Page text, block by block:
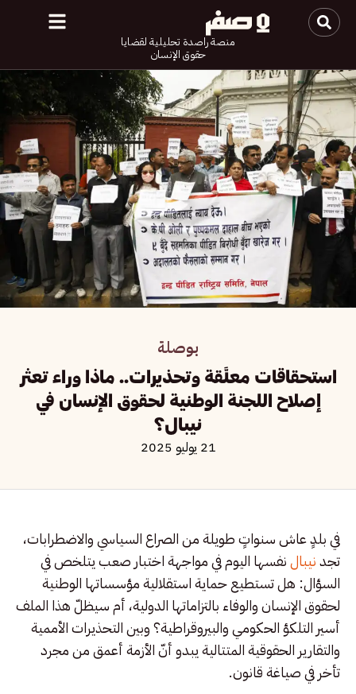
منصة راصدة تحليلية لقضايا
حقوق الإنسان
بوصلة
استحقاقات معلَّقة وتحذيرات.. ماذا وراء تعثر
إصلاح اللجنة الوطنية لحقوق الإنسان في
نيبال؟
21 يوليو 2025
في بلدٍ عاش سنواتٍ طويلة من الصراع السياسي والاضطرابات،
تجدنيبالنفسها اليوم في مواجهة اختبار صعب يتلخص في
السؤال: هل تستطيع حماية استقلالية مؤسساتها الوطنية
لحقوق الإنسان والوفاء بالتزاماتها الدولية، أم سيظلّ هذا الملف
أسير التلكؤ الحكومي والبيروقراطية؟ وبين التحذيرات الأممية
والتقارير الحقوقية المتتالية يبدو أنّ الأزمة أعمق من مجرد
تأخر في صياغة قانون.